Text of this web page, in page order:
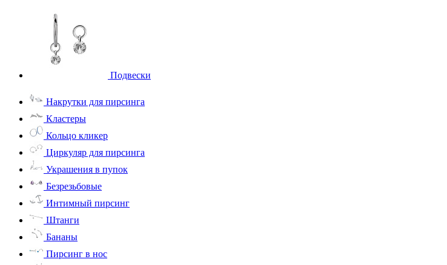
Подвески
Накрутки для пирсинга
Кластеры
Кольцо кликер
Циркуляр для пирсинга
Украшения в пупок
Безрезьбовые
Интимный пирсинг
Штанги
Бананы
Пирсинг в нос